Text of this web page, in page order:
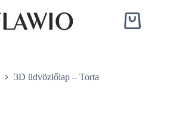
Shopping
cart
3D üdvözlőlap – Torta